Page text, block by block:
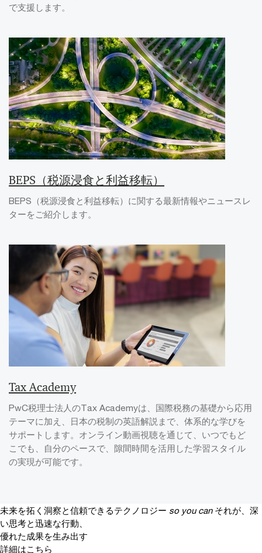
で支援します。
BEPS（税源浸食と利益移転）
BEPS（税源浸食と利益移転）に関する最新情報やニュースレ
ターをご紹介します。
Tax Academy
PwC税理士法人のTax Academyは、国際税務の基礎から応用
テーマに加え、日本の税制の英語解説まで、体系的な学びを
サポートします。オンライン動画視聴を通じて、いつでもど
こでも、自分のペースで、隙間時間を活用した学習スタイル
の実現が可能です。
未来を拓く洞察と信頼できるテクノロジー so you can それが、深
い思考と迅速な行動、
優れた成果を生み出す
詳細はこちら